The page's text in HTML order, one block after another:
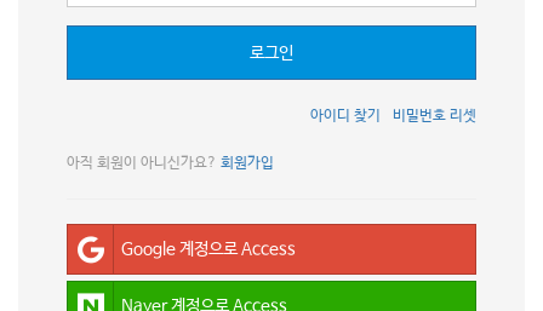
로그인
비밀번호 리셋
아이디 찾기
아직 회원이 아니신가요? 회원가입
Google 계정으로 Access
Naver 계정으로 Access